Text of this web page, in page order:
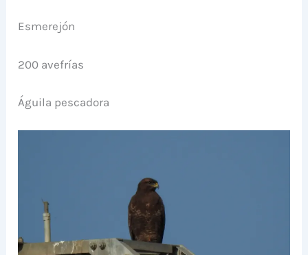
Esmerejón
200 avefrías
Águila pescadora